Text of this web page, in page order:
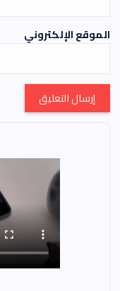
الموقع الإلكتروني